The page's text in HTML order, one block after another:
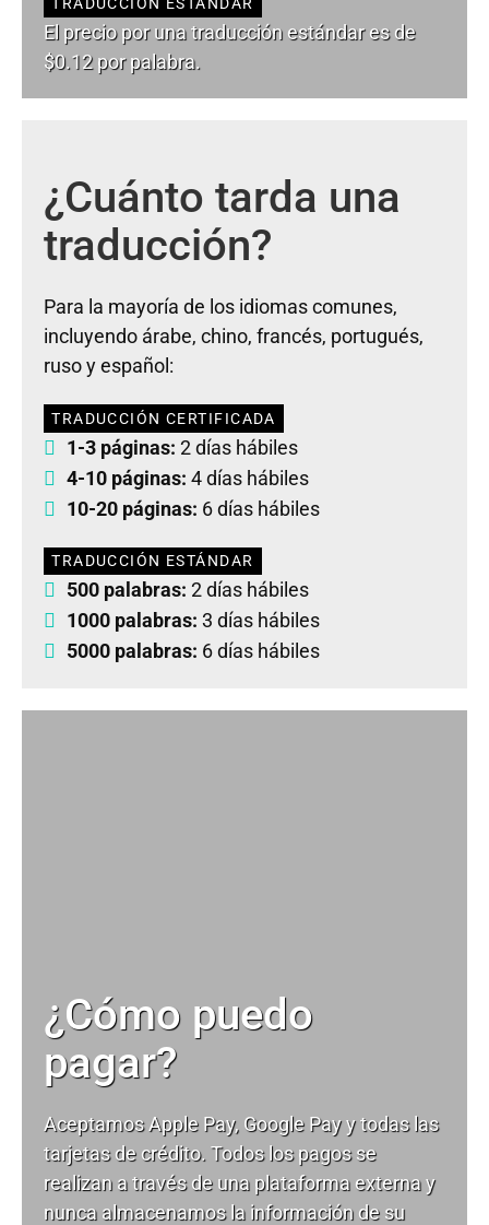
El precio por una traducción estándar es de
$0.12 por palabra.
¿Cuánto tarda una
traducción?
Para la mayoría de los idiomas comunes,
incluyendo árabe, chino, francés, portugués,
ruso y español:
TRADUCCIÓN CERTIFICADA
1-3 páginas: 2 días hábiles
4-10 páginas: 4 días hábiles
10-20 páginas: 6 días hábiles
TRADUCCIÓN ESTÁNDAR
500 palabras: 2 días hábiles
1000 palabras: 3 días hábiles
5000 palabras: 6 días hábiles
¿Cómo puedo
pagar?
Aceptamos Apple Pay, Google Pay y todas las
tarjetas de crédito. Todos los pagos se
realizan a través de una plataforma externa y
nunca almacenamos la información de su